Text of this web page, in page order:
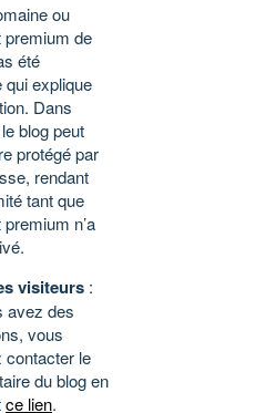
ou
premium de
été
qui explique
Dans
blog peut
protégé par
rendant
tant que
premium n’a
visiteurs :
avez des
vous
contacter le
du blog en
ce lien.